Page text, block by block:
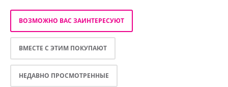
ВОЗМОЖНО ВАС ЗАИНТЕРЕСУЮТ
ВМЕСТЕ С ЭТИМ ПОКУПАЮТ
НЕДАВНО ПРОСМОТРЕННЫЕ